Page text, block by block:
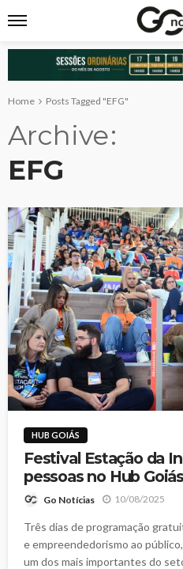
Home Posts Tagged "EFG"
Archive
EFG
HUB GOIÁS
Festival Estação da
pessoas no Hub Goiás
Go Notícias 10/08/2025
Três dias de programação
e empreendedorismo ao
um dos mais importantes do